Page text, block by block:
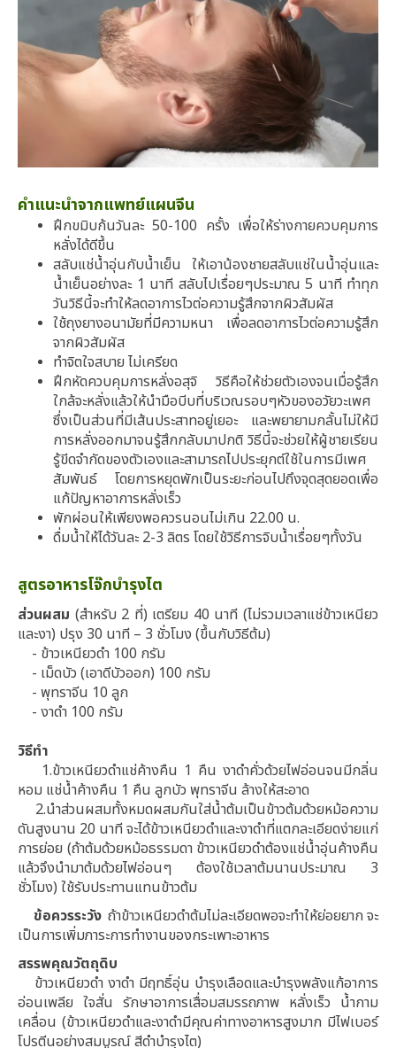
คำแนะนำจากแพทย์แผนจีน
ฝึกขมิบก้นวันละ 50-100 ครั้ง เพื่อให้ร่างกายควบคุมการ
หลั่งได้ดีขึ้น
สลับแช่น้ำอุ่นกับน้ำเย็น ให้เอาน้องชายสลับแช่ในน้ำอุ่นและ
น้ำเย็นอย่างละ 1 นาที สลับไปเรื่อยๆประมาณ 5 นาที ทำทุก
วันวิธีนี้จะทำให้ลดอาการไวต่อความรู้สึกจากผิวสัมผัส
ใช้ถุงยางอนามัยที่มีความหนา เพื่อลดอาการไวต่อความรู้สึก
จากผิวสัมผัส
ทำจิตใจสบาย ไม่เครียด
ฝึกหัดควบคุมการหลั่งอสุจิ วิธีคือให้ช่วยตัวเองจนเมื่อรู้สึก
ใกล้จะหลั่งแล้วให้นำมือบีบที่บริเวณรอบๆหัวของอวัยวะเพศ
ซึ่งเป็นส่วนที่มีเส้นประสาทอยู่เยอะ และพยายามกลั้นไม่ให้มี
การหลั่งออกมาจนรู้สึกกลับมาปกติ วิธีนี้จะช่วยให้ผู้ชายเรียน
รู้ขีดจำกัดของตัวเองและสามารถไปประยุกต์ใช้ในการมีเพศ
สัมพันธ์ โดยการหยุดพักเป็นระยะก่อนไปถึงจุดสุดยอดเพื่อ
แก้ปัญหาอาการหลั่งเร็ว
พักผ่อนให้เพียงพอควรนอนไม่เกิน 22.00 น.
ดื่มน้ำให้ได้วันละ 2-3 ลิตร โดยใช้วิธีการจิบน้ำเรื่อยๆทั้งวัน
สูตรอาหารโจ๊กบำรุงไต
ส่วนผสม (สำหรับ 2 ที่) เตรียม 40 นาที (ไม่รวมเวลาแช่ข้าวเหนียว
และงา) ปรุง 30 นาที – 3 ชั่วโมง (ขึ้นกับวิธีต้ม)
- ข้าวเหนียวดำ 100 กรัม
- เม็ดบัว (เอาดีบัวออก) 100 กรัม
- พุทราจีน 10 ลูก
- งาดำ 100 กรัม
วิธีทำ
1.ข้าวเหนียวดำแช่ค้างคืน 1 คืน งาดำคั่วด้วยไฟอ่อนจนมีกลิ่น
หอม แช่น้ำค้างคืน 1 คืน ลูกบัว พุทราจีน ล้างให้สะอาด
2.นำส่วนผสมทั้งหมดผสมกันใส่น้ำต้มเป็นข้าวต้มด้วยหม้อความ
ดันสูงนาน 20 นาที จะได้ข้าวเหนียวดำและงาดำที่แตกละเอียดง่ายแก่
การย่อย (ถ้าต้มด้วยหม้อธรรมดา ข้าวเหนียวดำต้องแช่น้ำอุ่นค้างคืน
แล้วจึงนำมาต้มด้วยไฟอ่อนๆ ต้องใช้เวลาต้มนานประมาณ 3
ชั่วโมง) ใช้รับประทานแทนข้าวต้ม
ข้อควรระวัง ถ้าข้าวเหนียวดำต้มไม่ละเอียดพอจะทำให้ย่อยยาก จะ
เป็นการเพิ่มภาระการทำงานของกระเพาะอาหาร
สรรพคุณวัตถุดิบ
ข้าวเหนียวดำ งาดำ มีฤทธิ์อุ่น บำรุงเลือดและบำรุงพลังแก้อาการ
อ่อนเพลีย ใจสั่น รักษาอาการเสื่อมสมรรถภาพ หลั่งเร็ว น้ำกาม
เคลื่อน (ข้าวเหนียวดำและงาดำมีคุณค่าทางอาหารสูงมาก มีไฟเบอร์
โปรตีนอย่างสมบูรณ์ สีดำบำรุงไต)